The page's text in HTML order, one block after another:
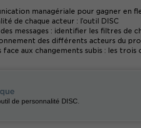
managériale pour gagner en
de chaque acteur : l’outil DISC
messages : identifier les filtres de
des différents acteurs du
aux changements subis : les
de personnalité DISC.